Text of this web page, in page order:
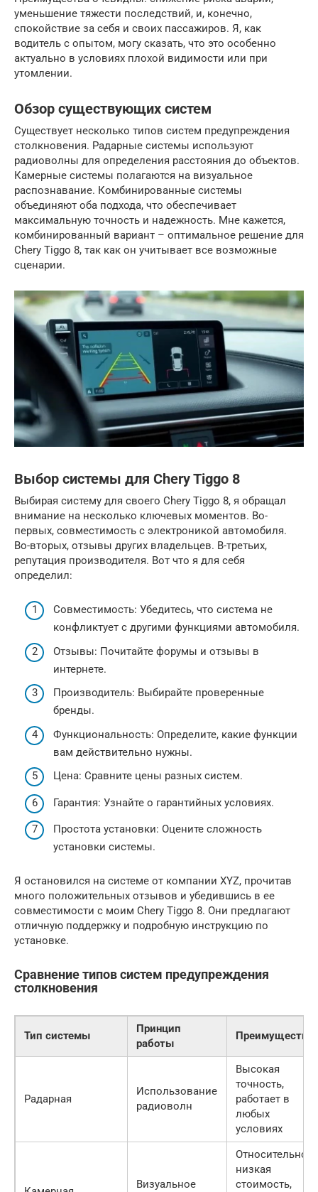
уменьшение тяжести последствий, и, конечно,
спокойствие за себя и своих пассажиров. Я, как
водитель с опытом, могу сказать, что это особенно
актуально в условиях плохой видимости или при
утомлении.
Обзор существующих систем
Существует несколько типов систем предупреждения
столкновения. Радарные системы используют
радиоволны для определения расстояния до объектов.
Камерные системы полагаются на визуальное
распознавание. Комбинированные системы
объединяют оба подхода, что обеспечивает
максимальную точность и надежность. Мне кажется,
комбинированный вариант – оптимальное решение для
Chery Tiggo 8, так как он учитывает все возможные
сценарии.
Выбор системы для Chery Tiggo 8
Выбирая систему для своего Chery Tiggo 8, я обращал
внимание на несколько ключевых моментов. Во-
первых, совместимость с электроникой автомобиля.
Во-вторых, отзывы других владельцев. В-третьих,
репутация производителя. Вот что я для себя
определил:
Совместимость: Убедитесь, что система не
конфликтует с другими функциями автомобиля.
Отзывы: Почитайте форумы и отзывы в
интернете.
Производитель: Выбирайте проверенные
бренды.
Функциональность: Определите, какие функции
вам действительно нужны.
Цена: Сравните цены разных систем.
Гарантия: Узнайте о гарантийных условиях.
Простота установки: Оцените сложность
установки системы.
Я остановился на системе от компании XYZ, прочитав
много положительных отзывов и убедившись в ее
совместимости с моим Chery Tiggo 8. Они предлагают
отличную поддержку и подробную инструкцию по
установке.
Сравнение типов систем предупреждения
столкновения
Тип системы
Принцип
работы
Преимущества
Радарная
Использование
радиоволн
Высокая
точность,
работает в
любых
условиях
Визуальное
Относительно
низкая
стоимость,